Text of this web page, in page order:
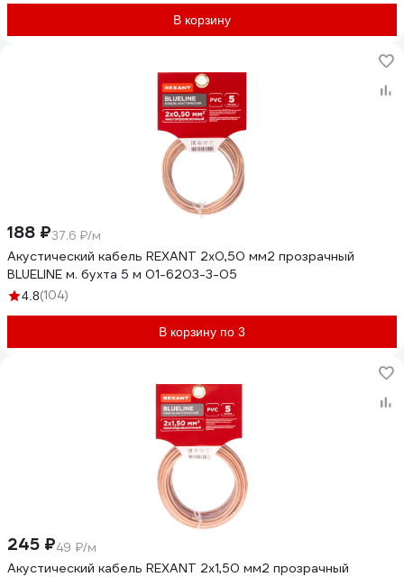
В корзину
188 ₽37.6 ₽/м
Акустический кабель REXANT 2х0,50 мм2 прозрачный
BLUELINE м. бухта 5 м 01-6203-3-05
4.8(104)
В корзину по 3
245 ₽49 ₽/м
Акустический кабель REXANT 2х1,50 мм2 прозрачный